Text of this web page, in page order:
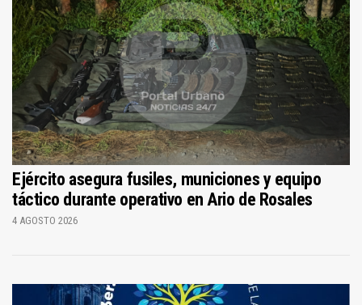
Ejército asegura fusiles, municiones y equipo
táctico durante operativo en Ario de Rosales
4 AGOSTO 2026